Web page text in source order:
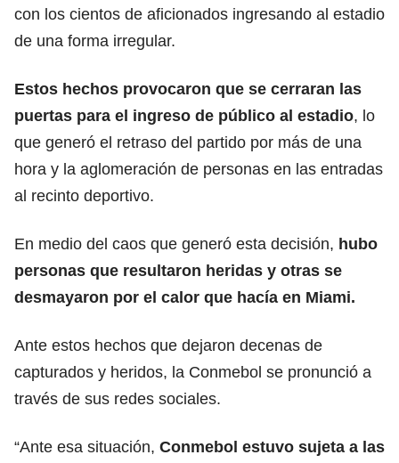
con los cientos de aficionados ingresando al estadio
de una forma irregular.
Estos hechos provocaron que se cerraran las
puertas para el ingreso de público al estadio, lo
que generó el retraso del partido por más de una
hora y la aglomeración de personas en las entradas
al recinto deportivo.
En medio del caos que generó esta decisión, hubo
personas que resultaron heridas y otras se
desmayaron por el calor que hacía en Miami.
Ante estos hechos que dejaron decenas de
capturados y heridos, la Conmebol se pronunció a
través de sus redes sociales.
“Ante esa situación, Conmebol estuvo sujeta a las